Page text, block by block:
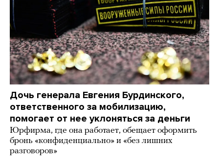
Дочь генерала Евгения Бурдинского,
ответственного за мобилизацию,
помогает от нее уклоняться за деньги
Юрфирма, где она работает, обещает оформить
бронь «конфиденциально» и «без лишних
разговоров»